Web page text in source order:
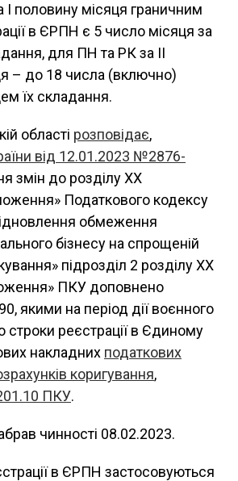
половину місяця граничним
в ЄРПН є 5 число місяця за
для ПН та РК за ІІ
– до 18 числа (включно)
їх складання.
області розповідає,
від 12.01.2023 №2876-
змін до розділу ХХ
Податкового кодексу
обмеження
бізнесу на спрощеній
підрозділ 2 розділу ХХ
ПКУ доповнено
якими на період дії воєнного
строки реєстрації в Єдиному
накладних податкових
коригування,
ПКУ.
чинності 08.02.2023.
в ЄРПН застосовуються